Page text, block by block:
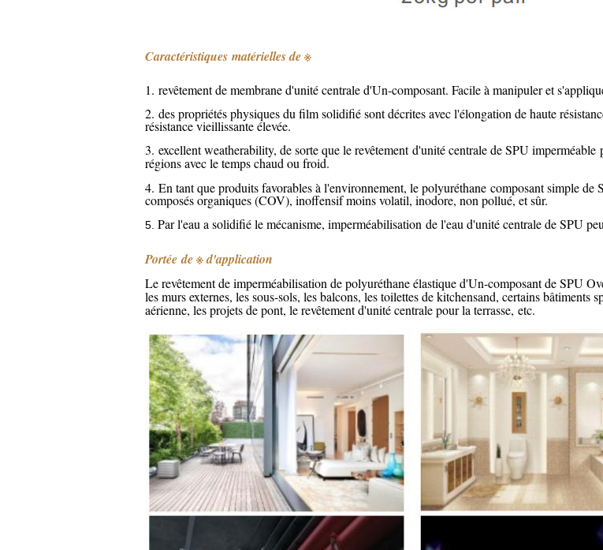
Caractéristiques matérielles de ※
1. revêtementde membrane d'unité centrale d'Un-composant. Facile à manipuler et
2. des propriétés physiques du film solidifié sont décrites avec l'élongation de haute
résistance vieillissante élevée.
3. excellent weatherability, de sorte que le revêtement d'unité centrale de SPU imperméable
régions avec le temps chaud ou froid.
4. En tant que produits favorables à l'environnement, le polyuréthane composant simple
composés organiques (COV), inoffensif moins volatil, inodore, non pollué, et sûr.
5. Par l'eau a solidifié le mécanisme, imperméabilisation de l'eau d'unité centrale de SPU
Portée de※d'application
Le revêtement de imperméabilisation de polyuréthane élastique d'Un-composant de SPU
les murs externes, les sous-sols, les balcons, les toilettes de kitchensand, certains bâtiments
aérienne, les projets de pont, le revêtement d'unité centrale pour la terrasse, etc.